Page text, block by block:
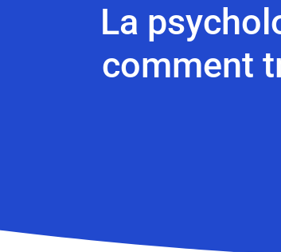
La
comment